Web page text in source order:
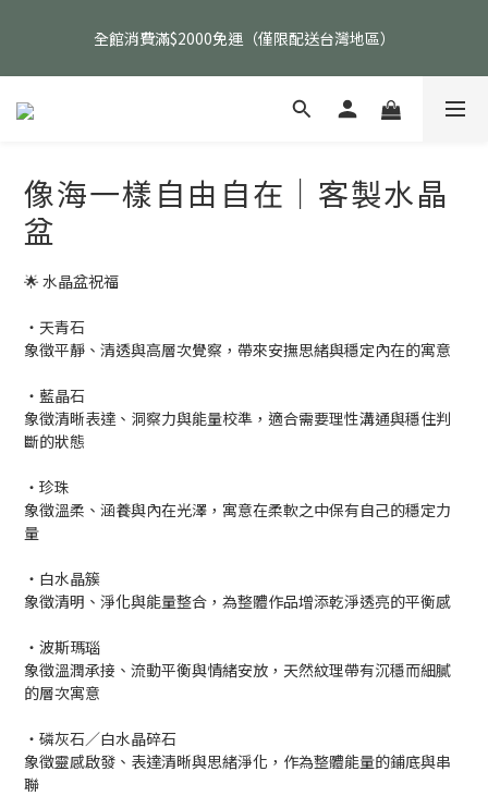
品除外）
全館消費滿$2000免運（僅限配送台灣地區）
父親節活動｜指定品項任選兩件88折（礦標｜高品水晶｜客製化商
像海一樣自由自在｜客製水晶
盆
🌟 水晶盆祝福
・天青石
象徵平靜、清透與高層次覺察，帶來安撫思緒與穩定內在的寓意
・藍晶石
象徵清晰表達、洞察力與能量校準，適合需要理性溝通與穩住判
斷的狀態
・珍珠
象徵溫柔、涵養與內在光澤，寓意在柔軟之中保有自己的穩定力
量
・白水晶簇
象徵清明、淨化與能量整合，為整體作品增添乾淨透亮的平衡感
・波斯瑪瑙
象徵溫潤承接、流動平衡與情緒安放，天然紋理帶有沉穩而細膩
的層次寓意
・磷灰石／白水晶碎石
象徵靈感啟發、表達清晰與思緒淨化，作為整體能量的鋪底與串
聯